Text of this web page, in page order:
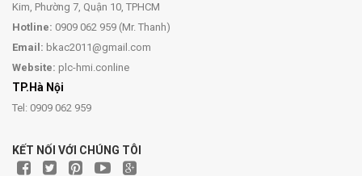
Kim, Phường 7, Quận 10, TPHCM
Hotline: 0909 062 959 (Mr. Thanh)
Email: bkac2011@gmail.com
Website: plc-hmi.conline
TP.Hà Nội
Tel: 0909 062 959
KẾT NỐI VỚI CHÚNG TÔI